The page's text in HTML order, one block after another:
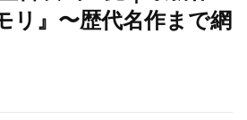
リ』〜歴代名作まで網